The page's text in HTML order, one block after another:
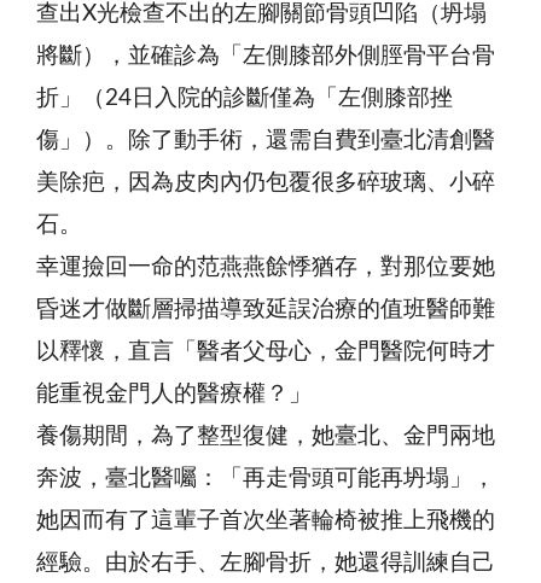
查出X光檢查不出的左腳關節骨頭凹陷（坍塌
將斷），並確診為「左側膝部外側脛骨平台骨
折」（24日入院的診斷僅為「左側膝部挫
傷」）。除了動手術，還需自費到臺北清創醫
美除疤，因為皮肉內仍包覆很多碎玻璃、小碎
石。
幸運撿回一命的范燕燕餘悸猶存，對那位要她
昏迷才做斷層掃描導致延誤治療的值班醫師難
以釋懷，直言「醫者父母心，金門醫院何時才
能重視金門人的醫療權？」
養傷期間，為了整型復健，她臺北、金門兩地
奔波，臺北醫囑：「再走骨頭可能再坍塌」，
她因而有了這輩子首次坐著輪椅被推上飛機的
經驗。由於右手、左腳骨折，她還得訓練自己